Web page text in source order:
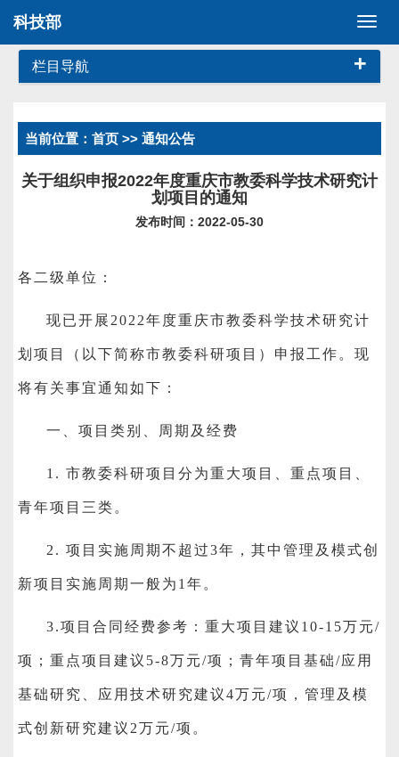
切
科技部
栏目导航 +
当前位置： 首页 >> 通知公告
关于组织申报2022年度重庆市教委科学技术研究计
划项目的通知
发布时间：2022-05-30
各二级单位：
现已开展2022年度重庆市教委科学技术研究计
划项目（以下简称市教委科研项目）申报工作。现
将有关事宜通知如下：
一、项目类别、周期及经费
1. 市教委科研项目分为重大项目、重点项目、
青年项目三类。
2. 项目实施周期不超过3年，其中管理及模式创
新项目实施周期一般为1年。
3.项目合同经费参考：重大项目建议10-15万元/
项；重点项目建议5-8万元/项；青年项目基础/应用
基础研究、应用技术研究建议4万元/项，管理及模
式创新研究建议2万元/项。